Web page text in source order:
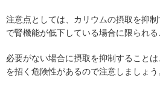
注意点としては、カリウムの摂取を抑
で腎機能が低下している場合に限られる
必要がない場合に摂取を抑制すること
を招く危険性があるので注意しましょう